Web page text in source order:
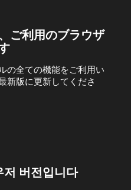
ご利用のブラウザ
の全ての機能をご利用い
新版に更新してくださ
저 버전입니다